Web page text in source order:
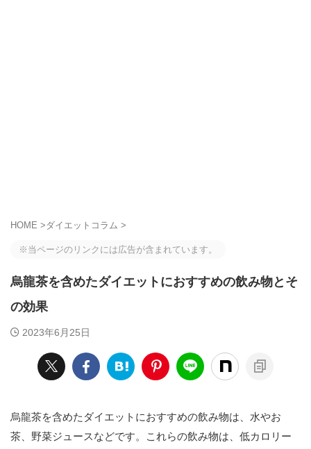
HOME >ダイエットコラム >
※当ページのリンクには広告が含まれています。
烏龍茶を含めたダイエットにおすすめの飲み物とそ
の効果
2023年6月25日
烏龍茶を含めたダイエットにおすすめの飲み物は、水やお
茶、野菜ジュースなどです。これらの飲み物は、低カロリー